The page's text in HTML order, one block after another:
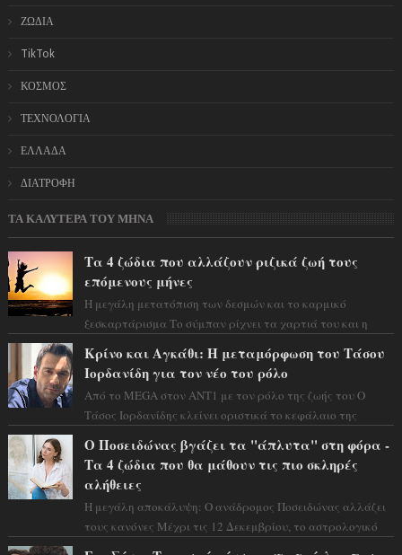
ΖΩΔΙΑ
TikTok
ΚΟΣΜΟΣ
ΤΕΧΝΟΛΟΓΙΑ
ΕΛΛΑΔΑ
ΔΙΑΤΡΟΦΗ
ΤΑ ΚΑΛΥΤΕΡΑ ΤΟΥ ΜΗΝΑ
Τα 4 ζώδια που αλλάζουν ριζικά ζωή τους
επόμενους μήνες
Η μεγάλη μετατόπιση των δεσμών και το καρμικό
ξεσκαρτάρισμα Το σύμπαν ρίχνει τα χαρτιά του και η
Κρίνο και Αγκάθι: Η μεταμόρφωση του Τάσου
Ιορδανίδη για τον νέο του ρόλο
Από το MEGA στον ΑΝΤ1 με τον ρόλο της ζωής του Ο
Τάσος Ιορδανίδης κλείνει οριστικά το κεφάλαιο της
Ο Ποσειδώνας βγάζει τα "άπλυτα" στη φόρα -
Τα 4 ζώδια που θα μάθουν τις πιο σκληρές
αλήθειες
Η μεγάλη αποκάλυψη: Ο ανάδρομος Ποσειδώνας αλλάζει
τους κανόνες Μέχρι τις 12 Δεκεμβρίου, το αστρολογικό